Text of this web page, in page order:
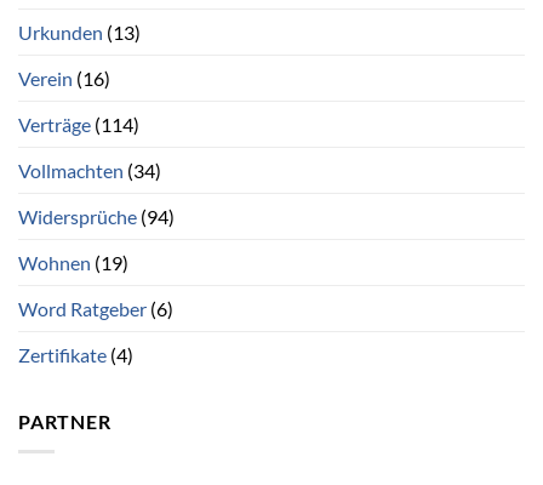
Urkunden (13)
Verein (16)
Verträge (114)
Vollmachten (34)
Widersprüche (94)
Wohnen (19)
Word Ratgeber (6)
Zertifikate (4)
PARTNER